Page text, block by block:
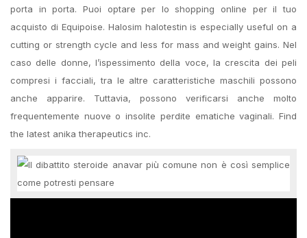
porta in porta. Puoi optare per lo shopping online per il tuo
acquisto di Equipoise. Halosim halotestin is especially useful on a
cutting or strength cycle and less for mass and weight gains. Nel
caso delle donne, l’ispessimento della voce, la crescita dei peli
compresi i facciali, tra le altre caratteristiche maschili possono
anche apparire. Tuttavia, possono verificarsi anche molto
frequentemente nuove o insolite perdite ematiche vaginali. Find
the latest anika therapeutics inc.